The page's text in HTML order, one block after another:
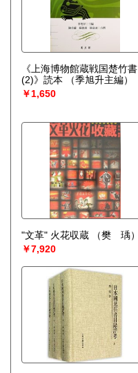
《上海博物館蔵戦国楚竹書
(2)》読本
（季旭升主編）
￥1,650
"文革" 火花収蔵
（樊 瑀）
￥7,920